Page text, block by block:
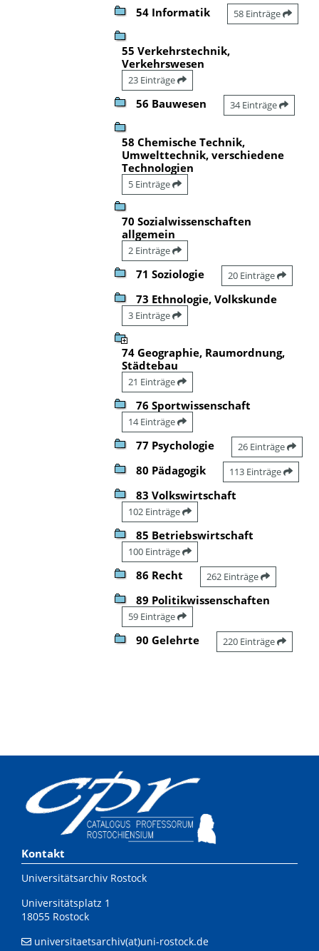
54 Informatik 58 Einträge
55 Verkehrstechnik,
Verkehrswesen
23 Einträge
56 Bauwesen 34 Einträge
58 Chemische Technik,
Umwelttechnik, verschiedene
Technologien
5 Einträge
70 Sozialwissenschaften
allgemein
2 Einträge
71 Soziologie 20 Einträge
73 Ethnologie, Volkskunde
3 Einträge
74 Geographie, Raumordnung,
Städtebau
21 Einträge
76 Sportwissenschaft
14 Einträge
77 Psychologie 26 Einträge
80 Pädagogik 113 Einträge
83 Volkswirtschaft
102 Einträge
85 Betriebswirtschaft
100 Einträge
86 Recht 262 Einträge
89 Politikwissenschaften
59 Einträge
90 Gelehrte 220 Einträge
Kontakt
Universitätsarchiv Rostock
Universitätsplatz 1
18055 Rostock
universitaetsarchiv(at)uni-rostock.de